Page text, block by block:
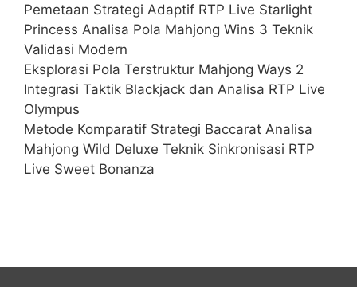
Pemetaan Strategi Adaptif RTP Live Starlight
Princess Analisa Pola Mahjong Wins 3 Teknik
Validasi Modern
Eksplorasi Pola Terstruktur Mahjong Ways 2
Integrasi Taktik Blackjack dan Analisa RTP Live
Olympus
Metode Komparatif Strategi Baccarat Analisa
Mahjong Wild Deluxe Teknik Sinkronisasi RTP
Live Sweet Bonanza